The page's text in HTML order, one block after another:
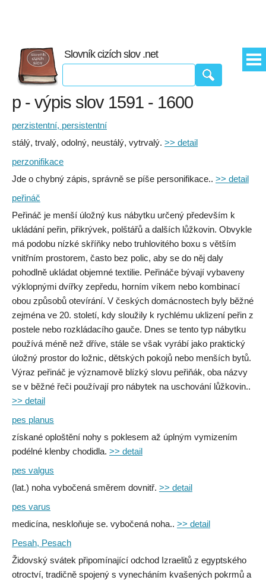
Slovník cizích slov .net
p - výpis slov 1591 - 1600
perzistentní, persistentní
stálý, trvalý, odolný, neustálý, vytrvalý. >> detail
perzonifikace
Jde o chybný zápis, správně se píše personifikace.. >> detail
peřináč
Peřináč je menší úložný kus nábytku určený především k
ukládání peřin, přikrývek, polštářů a dalších lůžkovin. Obvykle
má podobu nízké skříňky nebo truhlovitého boxu s větším
vnitřním prostorem, často bez polic, aby se do něj daly
pohodlně ukládat objemné textilie. Peřináče bývají vybaveny
výklopnými dvířky zepředu, horním víkem nebo kombinací
obou způsobů otevírání. V českých domácnostech byly běžné
zejména ve 20. století, kdy sloužily k rychlému uklizení peřin z
postele nebo rozkládacího gauče. Dnes se tento typ nábytku
používá méně než dříve, stále se však vyrábí jako praktický
úložný prostor do ložnic, dětských pokojů nebo menších bytů.
Výraz peřináč je významově blízký slovu peřiňák, oba názvy
se v běžné řeči používají pro nábytek na uschování lůžkovin..
>> detail
pes planus
získané oploštění nohy s poklesem až úplným vymizením
podélné klenby chodidla. >> detail
pes valgus
(lat.) noha vybočená směrem dovnitř. >> detail
pes varus
medicína, neskloňuje se. vybočená noha.. >> detail
Pesah, Pesach
Židovský svátek připomínající odchod Izraelitů z egyptského
otroctví, tradičně spojený s vynecháním kvašených pokrmů a